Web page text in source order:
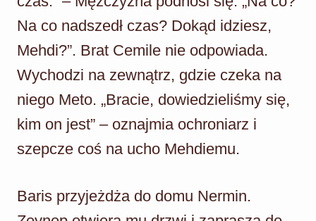
Na co nadszedł czas? Dokąd idziesz,
Mehdi?”. Brat Cemile nie odpowiada.
Wychodzi na zewnątrz, gdzie czeka na
niego Meto. „Bracie, dowiedzieliśmy się,
kim on jest” – oznajmia ochroniarz i
szepcze coś na ucho Mehdiemu.
Baris przyjeżdża do domu Nermin.